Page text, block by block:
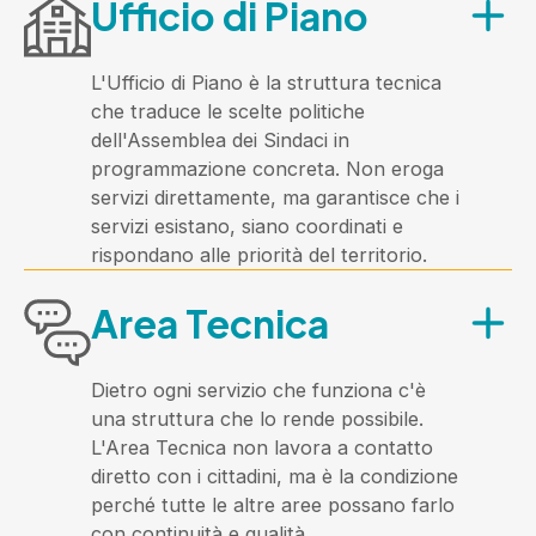
territorio e con le istituzioni.
Ai cittadini dell'Ambito di età compresa
Cosa offre?
Progetti per la cittadinanza attiva dei
giovani, sportelli di ascolto e
orientamento, percorsi per persone in
situazione di povertà o grave
marginalità, supporto per le
sportello antiviolenza. Un'area
Ufficio di Piano
L'Ufficio di Piano è la struttura tecnica
che traduce le scelte politiche
dell'Assemblea dei Sindaci in
programmazione concreta. Non eroga
servizi direttamente, ma garantisce che i
servizi esistano, siano coordinati e
rispondano alle priorità del territorio.
Ai 20 Comuni dell'Ambito, alle
Settore che partecipano alla rete dei
servizi.
Cosa offre?
Predisposizione e monitoraggio del
Area Tecnica
Dietro ogni servizio che funziona c'è
una struttura che lo rende possibile.
L'Area Tecnica non lavora a contatto
diretto con i cittadini, ma è la condizione
perché tutte le altre aree possano farlo